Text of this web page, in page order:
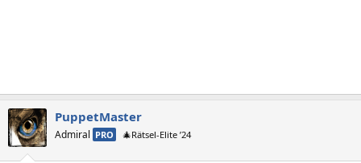
PuppetMaster
Admiral PRO 🎄Rätsel-Elite ’24